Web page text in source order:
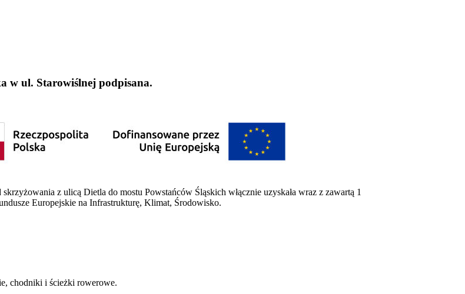
w ul. Starowiślnej podpisana.
z ulicą Dietla do mostu Powstańców Śląskich włącznie uzyskała wraz z zawartą 1
Europejskie na Infrastrukturę, Klimat, Środowisko.
chodniki i ścieżki rowerowe.